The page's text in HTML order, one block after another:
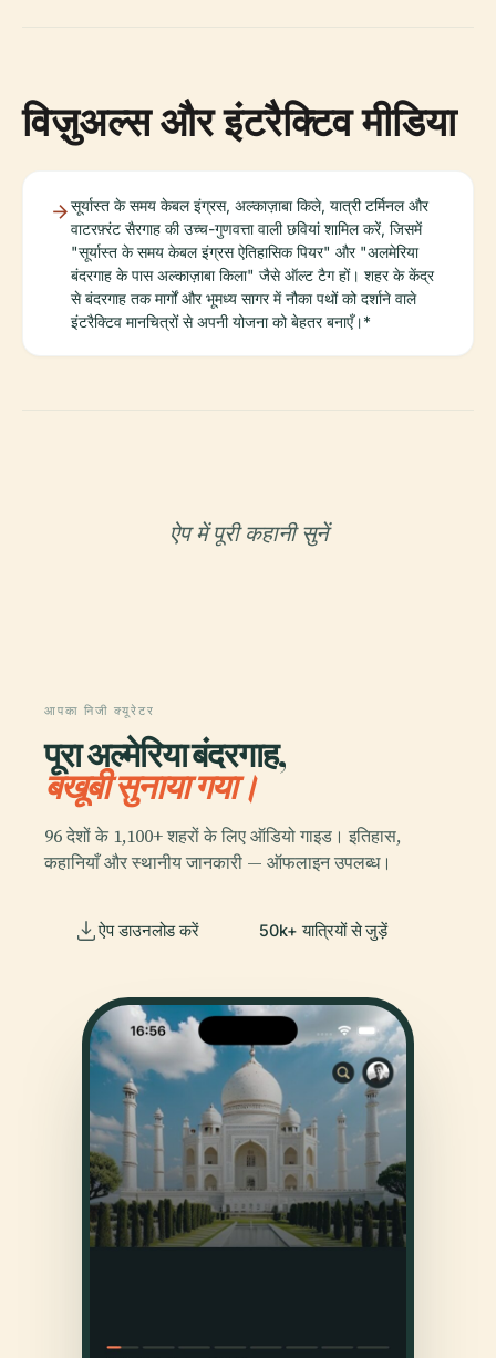
विज़ुअल्स और इंटरैक्टिव मीडिया
सूर्यास्त के समय केबल इंग्रस, अल्काज़ाबा किले, यात्री टर्मिनल और
वाटरफ़्रंट सैरगाह की उच्च-गुणवत्ता वाली छवियां शामिल करें, जिसमें
"सूर्यास्त के समय केबल इंग्रस ऐतिहासिक पियर" और "अलमेरिया
बंदरगाह के पास अल्काज़ाबा किला" जैसे ऑल्ट टैग हों। शहर के केंद्र
से बंदरगाह तक मार्गों और भूमध्य सागर में नौका पथों को दर्शाने वाले
इंटरैक्टिव मानचित्रों से अपनी योजना को बेहतर बनाएँ।*
ऐप में पूरी कहानी सुनें
आपका निजी क्यूरेटर
पूरा अल्मेरिया बंदरगाह,
बखूबी सुनाया गया।
96 देशों के 1,100+ शहरों के लिए ऑडियो गाइड। इतिहास,
कहानियाँ और स्थानीय जानकारी — ऑफलाइन उपलब्ध।
ऐप डाउनलोड करें 50k+ यात्रियों से जुड़ें